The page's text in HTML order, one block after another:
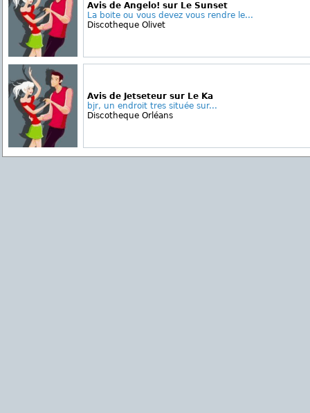
Avis de Angelo! sur Le Sunset
La boite ou vous devez vous rendre le...
Discotheque Olivet
Avis de Jetseteur sur Le Ka
bjr, un endroit tres située sur...
Discotheque Orléans